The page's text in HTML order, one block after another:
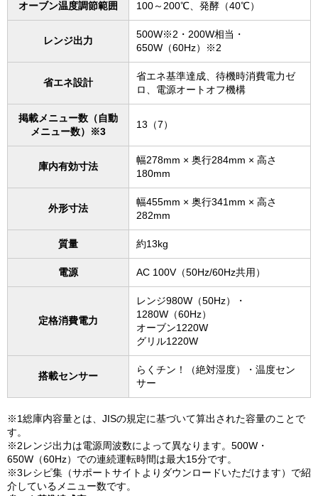
オーブン温度調節範囲 100～200℃、発酵（40℃）
レンジ出力
500W※2・200W相当・
650W（60Hz）※2
省エネ設計
省エネ基準達成、待機時消費電力ゼ
ロ、電源オートオフ機構
掲載メニュー数（自動
メニュー数）※3
13（7）
庫内有効寸法
幅278mm × 奥行284mm × 高さ
180mm
外形寸法
幅455mm × 奥行341mm × 高さ
282mm
質量 約13kg
電源 AC 100V（50Hz/60Hz共用）
定格消費電力
レンジ980W（50Hz）・
1280W（60Hz）
オーブン1220W
グリル1220W
搭載センサー
らくチン！（絶対湿度）・温度セン
サー
※1総庫内容量とは、JISの規定に基づいて算出された容量のことで
す。
※2レンジ出力は電源周波数によって異なります。500W・
650W（60Hz）での連続運転時間は最大15分です。
※3レシピ集（サポートサイトよりダウンロードいただけます）で紹
介しているメニュー数です。